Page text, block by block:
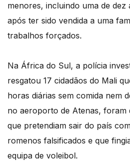
menores, incluindo uma de dez
após ter sido vendida a uma
trabalhos forçados.
Na África do Sul, a polícia
resgatou 17 cidadãos do Mali
horas diárias sem comida nem
no aeroporto de Atenas, foram
que pretendiam sair do país
romenos falsificados e que
equipa de voleibol.